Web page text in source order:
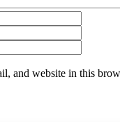
and website in this